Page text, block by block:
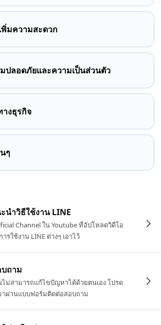
พิ่มความสะดวก
ปลอดภัยและความเป็นส่วนตัว
งธุรกิจ
ๆ
นำวิธีใช้งาน LINE
Channel ใน Youtube ที่อัปโหลดวิดีโอ
รใช้งาน LINE ต่างๆ เอาไว้
ถาม
ม่สามารถแก้ไขปัญหาได้ด้วยตนเอง โปรด
าผ่านแบบฟอร์มติดต่อสอบถาม